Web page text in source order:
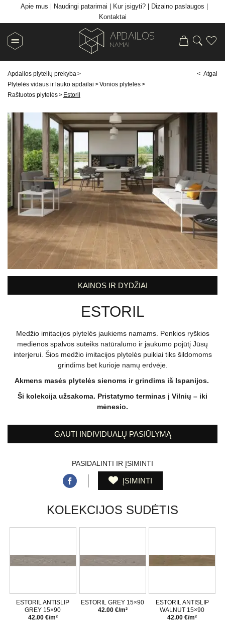
Apie mus Naudingi patarimai Kur įsigyti?
Dizaino paslaugos
Kontaktai
Apdailos plytelių prekyba >
Plytelės vidaus ir lauko apdailai >Vonios plytelės>
Raštuotos plytelės> Estoril
< Atgal
KAINOS IR DYDŽIAI
ESTORIL
Medžio imitacijos plytelės jaukiems namams. Penkios ryškios
medienos spalvos suteiks natūralumo ir jaukumo pojūtį Jūsų
interjerui. Šios medžio imitacijos plytelės puikiai tiks šildomoms
grindims bet kurioje namų erdvėje.
Akmens masės plytelės sienoms ir grindims iš Ispanijos.
Ši kolekcija užsakoma. Pristatymo terminas į Vilnių – iki
mėnesio.
GAUTI INDIVIDUALŲ PASIŪLYMĄ
PASIDALINTI IR ĮSIMINTI
ĮSIMINTI
KOLEKCIJOS SUDĖTIS
ESTORIL ANTISLIP
GREY 15×90
42.00 €/m²
ESTORIL GREY 15×90
42.00 €/m²
ESTORIL ANTISLIP
WALNUT 15×90
42.00 €/m²